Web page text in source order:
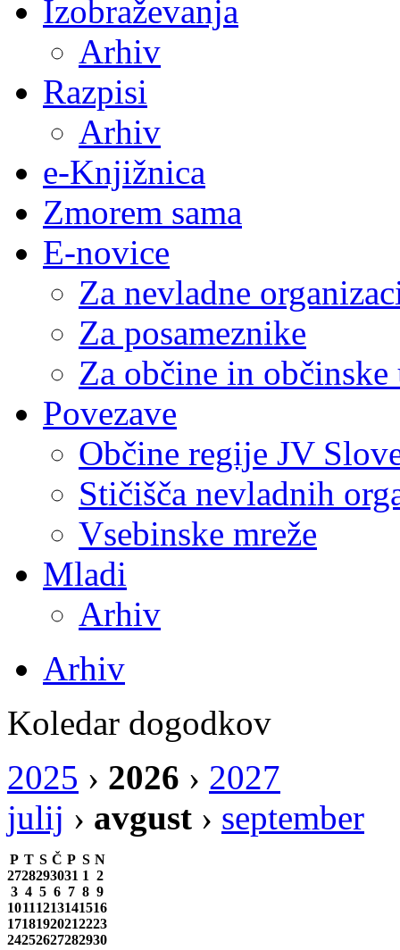
Izobraževanja
Arhiv
Razpisi
Arhiv
e-Knjižnica
Zmorem sama
E-novice
Za nevladne
Za posameznike
Za občine in občinske
Povezave
Občine regije JV
Stičišča nevladnih
Vsebinske mreže
Mladi
Arhiv
Arhiv
Koledar dogodkov
2025 › 2026 › 2027
julij › avgust › september
P T S Č P S N
2728293031 1 2
3 4 5 6 7 8 9
10111213141516
17181920212223
24252627282930